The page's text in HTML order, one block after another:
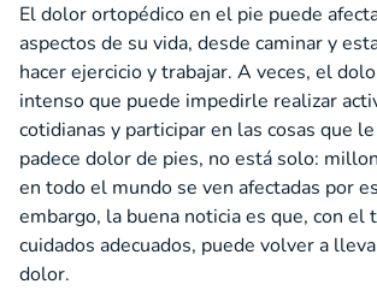
El dolor ortopédico en el pie puede
aspectos de su vida, desde caminar y
hacer ejercicio y trabajar. A veces, el
intenso que puede impedirle realizar
cotidianas y participar en las cosas que
padece dolor de pies, no está solo:
en todo el mundo se ven afectadas por
embargo, la buena noticia es que, con el
cuidados adecuados, puede volver a
dolor.